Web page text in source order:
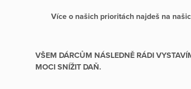
Více o našich prioritách najdeš na
VŠEM DÁRCŮM NÁSLEDNĚ RÁDI
MOCI SNÍŽIT DAŇ.